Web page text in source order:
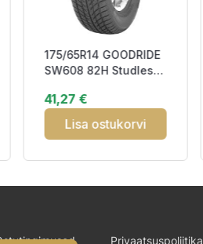
175/65R14 GOODRIDE
SW608 82H Studless
41,27 €
Lisa ostukorvi
Privaatsuspoliitika